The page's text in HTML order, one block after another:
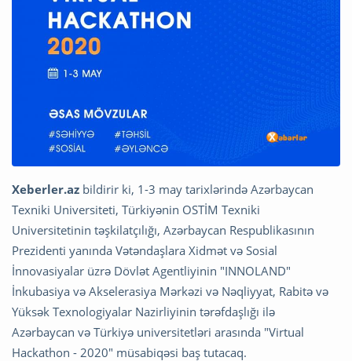
Xeberler.az bildirir ki, 1-3 may tarixlərində Azərbaycan
Texniki Universiteti, Türkiyənin OSTİM Texniki
Universitetinin təşkilatçılığı, Azərbaycan Respublikasının
Prezidenti yanında Vətəndaşlara Xidmət və Sosial
İnnovasiyalar üzrə Dövlət Agentliyinin "INNOLAND"
İnkubasiya və Akselerasiya Mərkəzi və Nəqliyyat, Rabitə və
Yüksək Texnologiyalar Nazirliyinin tərəfdaşlığı ilə
Azərbaycan və Türkiyə universitetləri arasında "Virtual
Hackathon - 2020" müsabiqəsi baş tutacaq.